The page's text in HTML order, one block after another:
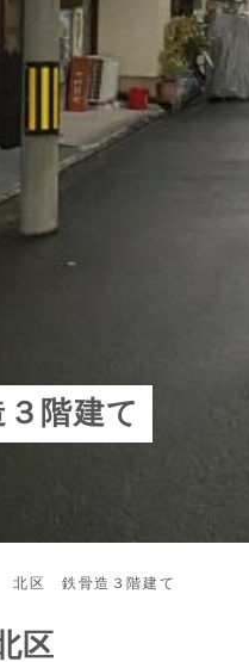
階建て
北区 鉄骨造３階建て
区